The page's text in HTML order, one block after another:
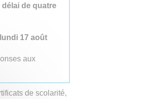
délai de quatre
17 août
aux
de scolarité,